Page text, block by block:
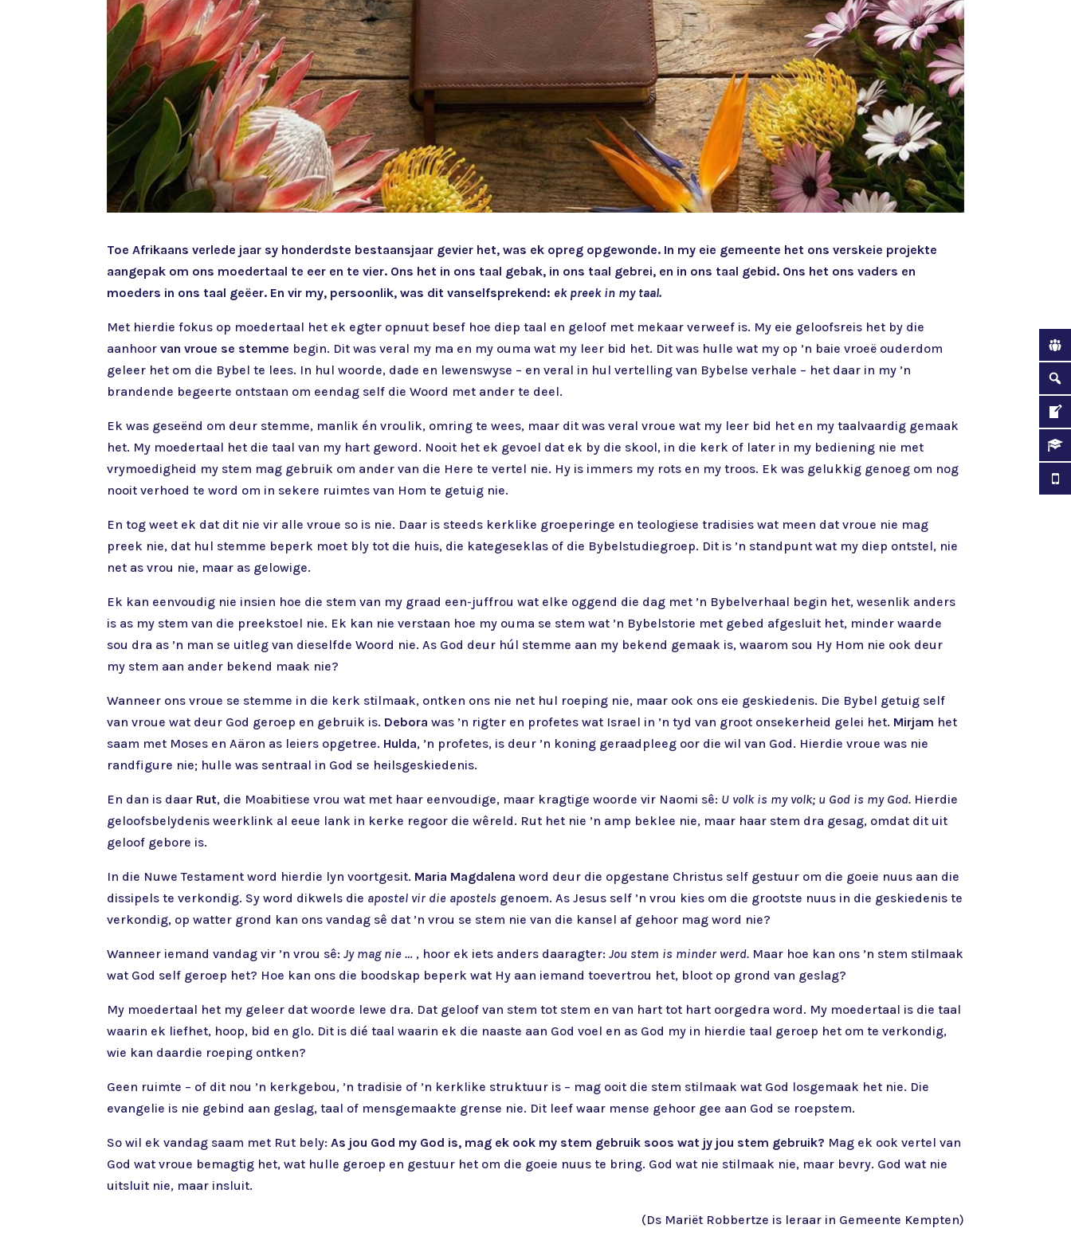
Toe Afrikaans verlede jaar sy honderdste bestaansjaar gevier het, was ek opreg opgewonde. In my eie gemeente het ons verskeie projekte
aangepak om ons moedertaal te eer en te vier. Ons het in ons taal gebak, in ons taal gebrei, en in ons taal gebid. Ons het ons vaders en
moeders in ons taal geëer. En vir my, persoonlik, was dit vanselfsprekend: ek preek in my taal.
Met hierdie fokus op moedertaal het ek egter opnuut besef hoe diep taal en geloof met mekaar verweef is. My eie geloofsreis het by die
aanhoorvan vroue se stemme begin. Dit was veral my ma en my ouma wat my leer bid het. Dit was hulle wat my op ’n baie vroeë ouderdom
geleer het om die Bybel te lees. In hul woorde, dade en lewenswyse – en veral in hul vertelling van Bybelse verhale – het daar in my ’n
brandende begeerte ontstaan om eendag self die Woord met ander te deel.
Ek was geseënd om deur stemme, manlik én vroulik, omring te wees, maar dit was veral vroue wat my leer bid het en my taalvaardig gemaak
het. My moedertaal het die taal van my hart geword. Nooit het ek gevoel dat ek by die skool, in die kerk of later in my bediening nie met
vrymoedigheid my stem mag gebruik om ander van die Here te vertel nie. Hy is immers my rots en my troos. Ek was gelukkig genoeg om nog
nooit verhoed te word om in sekere ruimtes van Hom te getuig nie.
En tog weet ek dat dit nie vir alle vroue so is nie. Daar is steeds kerklike groeperinge en teologiese tradisies wat meen dat vroue nie mag
preek nie, dat hul stemme beperk moet bly tot die huis, die kategeseklas of die Bybelstudiegroep. Dit is ’n standpunt wat my diep ontstel, nie
net as vrou nie, maar as gelowige.
Ek kan eenvoudig nie insien hoe die stem van my graad een-juffrou wat elke oggend die dag met ’n Bybelverhaal begin het, wesenlik anders
is as my stem van die preekstoel nie. Ek kan nie verstaan hoe my ouma se stem wat ’n Bybelstorie met gebed afgesluit het, minder waarde
sou dra as ’n man se uitleg van dieselfde Woord nie. As God deur húl stemme aan my bekend gemaak is, waarom sou Hy Hom nie ook deur
my stem aan ander bekend maak nie?
Wanneer ons vroue se stemme in die kerk stilmaak, ontken ons nie net hul roeping nie, maar ook ons eie geskiedenis. Die Bybel getuig self
van vroue wat deur God geroep en gebruik is. Debora was ’n rigter en profetes wat Israel in ’n tyd van groot onsekerheid gelei het. Mirjam het
saam met Moses en Aäron as leiers opgetree. Hulda, ’n profetes, is deur ’n koning geraadpleeg oor die wil van God. Hierdie vroue was nie
randfigure nie; hulle was sentraal in God se heilsgeskiedenis.
En dan is daar Rut, die Moabitiese vrou wat met haar eenvoudige, maar kragtige woorde vir Naomi sê: U volk is my volk; u God is my God. Hierdie
geloofsbelydenis weerklink al eeue lank in kerke regoor die wêreld. Rut het nie ’n amp beklee nie, maar haar stem dra gesag, omdat dit uit
geloof gebore is.
In die Nuwe Testament word hierdie lyn voortgesit. Maria Magdalena word deur die opgestane Christus self gestuur om die goeie nuus aan die
dissipels te verkondig. Sy word dikwels die apostel vir die apostels genoem. As Jesus self ’n vrou kies om die grootste nuus in die geskiedenis te
verkondig, op watter grond kan ons vandag sê dat ’n vrou se stem nie van die kansel af gehoor mag word nie?
Wanneer iemand vandag vir ’n vrou sê:Jy mag nie … , hoor ek iets anders daaragter:Jou stem is minder werd. Maar hoe kan ons ’n stem stilmaak
wat God self geroep het? Hoe kan ons die boodskap beperk wat Hy aan iemand toevertrou het, bloot op grond van geslag?
My moedertaal het my geleer dat woorde lewe dra. Dat geloof van stem tot stem en van hart tot hart oorgedra word. My moedertaal is die taal
waarin ek liefhet, hoop, bid en glo. Dit is dié taal waarin ek die naaste aan God voel en as God my in hierdie taal geroep het om te verkondig,
wie kan daardie roeping ontken?
Geen ruimte – of dit nou ’n kerkgebou, ’n tradisie of ’n kerklike struktuur is – mag ooit die stem stilmaak wat God losgemaak het nie. Die
evangelie is nie gebind aan geslag, taal of mensgemaakte grense nie. Dit leef waar mense gehoor gee aan God se roepstem.
So wil ek vandag saam met Rut bely:As jou God my God is, mag ek ook my stem gebruik soos wat jy jou stem gebruik? Mag ek ook vertel van
God wat vroue bemagtig het, wat hulle geroep en gestuur het om die goeie nuus te bring. God wat nie stilmaak nie, maar bevry. God wat nie
uitsluit nie, maar insluit.
(Ds Mariët Robbertze is leraar in Gemeente Kempten)